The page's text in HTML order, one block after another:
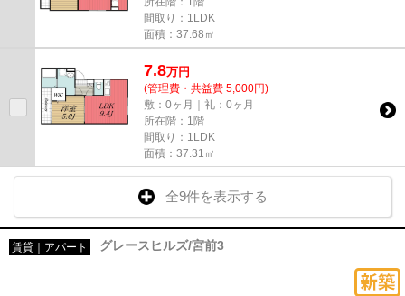
間取り：1LDK
面積：37.68㎡
7.8万円
(管理費・共益費 5,000円)
敷：0ヶ月｜礼：0ヶ月
所在階：1階
間取り：1LDK
面積：37.31㎡
全9件を表示する
賃貸｜アパート グレースヒルズ/宮前3